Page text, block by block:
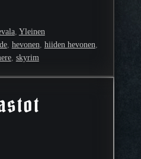
, Yleinen
, hevonen hiiden hevonen
, skyrim